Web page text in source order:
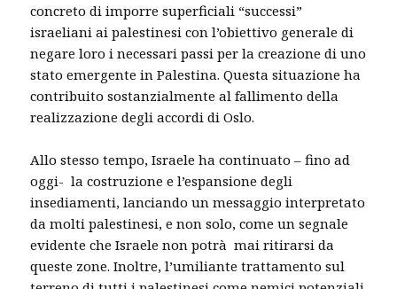
concreto di imporre superficiali “successi”
israeliani ai palestinesi con l’obiettivo generale di
negare loro i necessari passi per la creazione di uno
stato emergente in Palestina. Questa situazione ha
contribuito sostanzialmente al fallimento della
realizzazione degli accordi di Oslo.
Allo stesso tempo, Israele ha continuato – fino ad
oggi- la costruzione e l’espansione degli
insediamenti, lanciando un messaggio interpretato
da molti palestinesi, e non solo, come un segnale
evidente che Israele non potrà mai ritirarsi da
queste zone. Inoltre, l’umiliante trattamento sul